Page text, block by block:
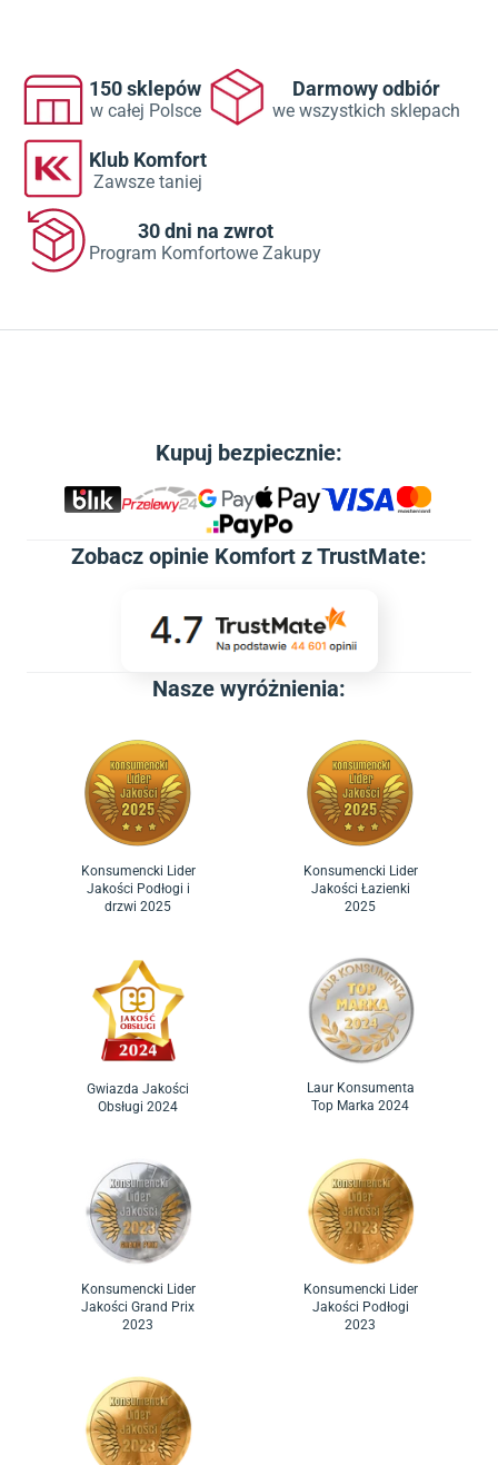
150 sklepów
w całej Polsce
Darmowy odbiór
we wszystkich sklepach
Klub Komfort
Zawsze taniej
30 dni na zwrot
Program Komfortowe Zakupy
Kupuj bezpiecznie:
Zobacz opinie Komfort z TrustMate:
Nasze wyróżnienia:
Konsumencki Lider
Jakości Podłogi i
drzwi 2025
Konsumencki Lider
Jakości Łazienki
2025
Gwiazda Jakości
Obsługi 2024
Laur Konsumenta
Top Marka 2024
Konsumencki Lider
Jakości Grand Prix
2023
Konsumencki Lider
Jakości Podłogi
2023